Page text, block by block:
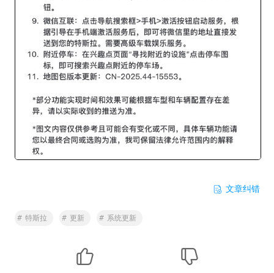
文章纠错
# 特斯拉 # 更新 # 系统更新